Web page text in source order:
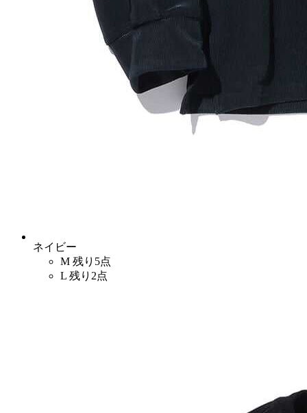
ネイビー
M 残り5点
L 残り2点